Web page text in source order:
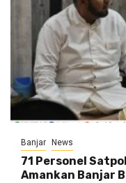
Banjar News
71 Personel
Amankan Banjar